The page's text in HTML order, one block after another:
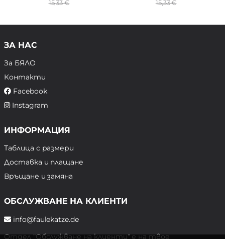
15,33 €
15,33 €
ЗА НАС
За БЯЛО
Контакти
Facebook
Instagram
ИНФОРМАЦИЯ
Таблица с размери
Доставка и плащане
Връщане и замяна
ОБСЛУЖВАНЕ НА КЛИЕНТИ
info@faulekatze.de
Отдел "Обслужване на клиенти" е на твое